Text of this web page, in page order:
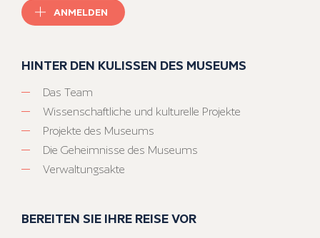
ANMELDEN
HINTER DEN KULISSEN DES MUSEUMS
Das Team
Wissenschaftliche und kulturelle Projekte
Projekte des Museums
Die Geheimnisse des Museums
Verwaltungsakte
BEREITEN SIE IHRE REISE VOR